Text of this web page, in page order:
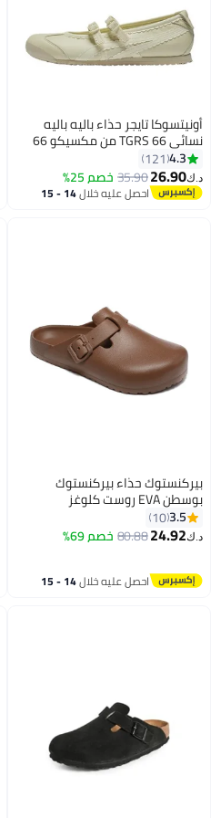
13
أونيتسوكا تايجر حذاء باليه باليه
نسائي 66 TGRS من مكسيكو 66
TGRS - بيج | حذاء ماري جين كاجوال
مريح وأنيق
4.3
121
د.ك‏26.90
35.90خصم 25%
احصل عليه خلال 14 - 15
بيركنستوك حذاء بيركنستوك
بوسطن EVA روست كلوغز
3.5
10
د.ك‏24.92
80.88خصم 69%
احصل عليه خلال 14 - 15